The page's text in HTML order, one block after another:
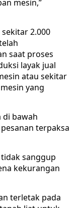
mesin,”
2.000
saat proses
layak jual
atau sekitar
yang
di bawah
terpaksa
sanggup
kekurangan
terletak pada